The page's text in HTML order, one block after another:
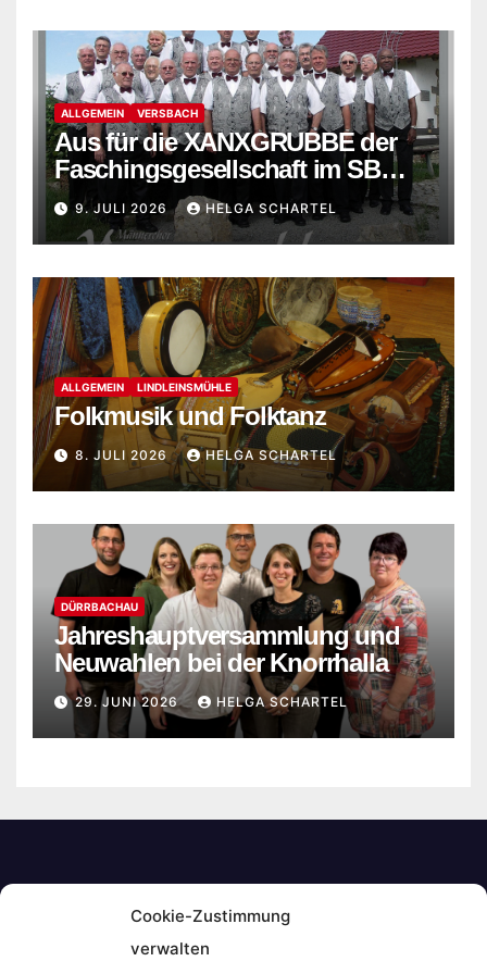
Cookie-Zustimmung
verwalten
ALLGEMEIN VERSBACH
Aus für die XANXGRUBBE der
Faschingsgesellschaft im SB
Versbach
9. JULI 2026 HELGA SCHARTEL
ALLGEMEIN LINDLEINSMÜHLE
Folkmusik und Folktanz
8. JULI 2026 HELGA SCHARTEL
DÜRRBACHAU
Jahreshauptversammlung und
Neuwahlen bei der Knorrhalla
29. JUNI 2026 HELGA SCHARTEL
Mainfrankenkurier